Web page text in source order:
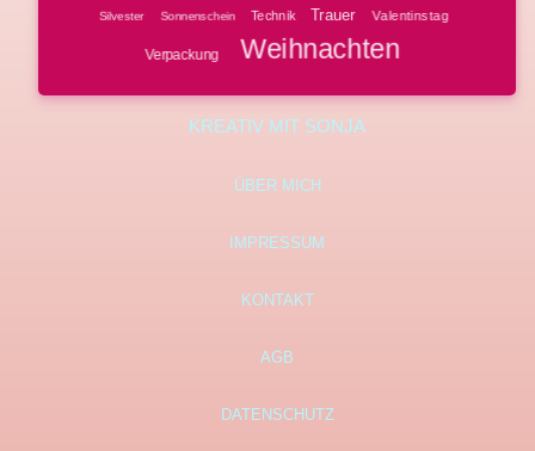
Silvester Sonnenschein Technik Trauer Valentinstag
Verpackung Weihnachten
KREATIV MIT SONJA
ÜBER MICH
IMPRESSUM
KONTAKT
AGB
DATENSCHUTZ